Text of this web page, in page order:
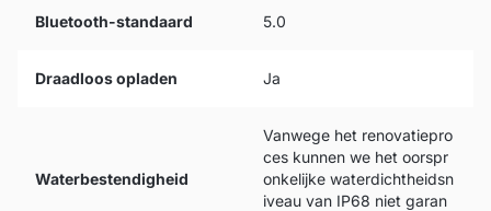
Bluetooth-standaard 5.0
Draadloos opladen Ja
Waterbestendigheid
Vanwege het renovatiepro
ces kunnen we het oorspr
onkelijke waterdichtheidsn
iveau van IP68 niet garan